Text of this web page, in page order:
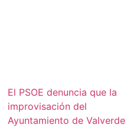
El PSOE denuncia que la
improvisación del
Ayuntamiento de Valverde